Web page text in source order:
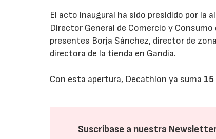
El acto inaugural ha sido presidido por la
Director General de Comercio y
presentes Borja Sánchez, director de
directora de la tienda en Gandia.
Con esta apertura, Decathlon ya suma 15
Suscríbase a nuestra